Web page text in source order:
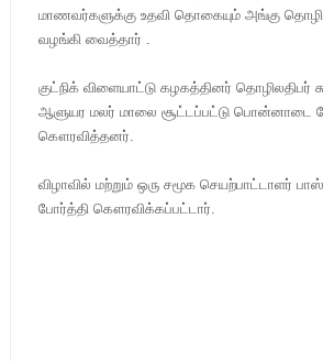
மாணவர்களுக்கு உதவி தொகையும் அங்கு
வழங்கி வைத்தார் .
குட்நிக் விளையாட்டு கழகத்தினர் தொழிலதிபர்
ஆளுயர மலர் மாலை சூட்டப்பட்டு பொன்னாடை
கௌரவித்தனர்.
விழாவில் மற்றும் ஒரு சமூக செயற்பாட்டாளர்
போர்த்தி கௌரவிக்கப்பட்டார்.